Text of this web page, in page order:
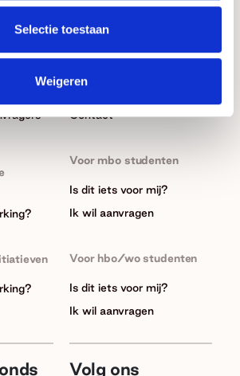
Selectie toestaan
Weigeren
Contact
Voor mbo studenten
Is dit iets voor mij?
Ik wil aanvragen
Voor hbo/wo studenten
Is dit iets voor mij?
Ik wil aanvragen
Volg ons